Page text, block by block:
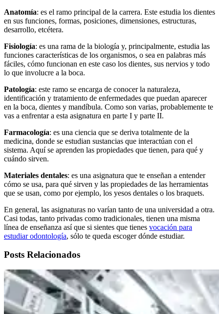
Anatomía: es el ramo principal de la carrera. Este estudia los dientes
en sus funciones, formas, posiciones, dimensiones, estructuras,
desarrollo, etcétera.
Fisiología: es una rama de la biología y, principalmente, estudia las
funciones características de los organismos, o sea en palabras más
fáciles, cómo funcionan en este caso los dientes, sus nervios y todo
lo que involucre a la boca.
Patología: este ramo se encarga de conocer la naturaleza,
identificación y tratamiento de enfermedades que puedan aparecer
en la boca, dientes y mandíbula. Como son varias, probablemente te
vas a enfrentar a esta asignatura en parte I y parte II.
Farmacología: es una ciencia que se deriva totalmente de la
medicina, donde se estudian sustancias que interactúan con el
sistema. Aquí se aprenden las propiedades que tienen, para qué y
cuándo sirven.
Materiales dentales: es una asignatura que te enseñan a entender
cómo se usa, para qué sirven y las propiedades de las herramientas
que se usan, como por ejemplo, los yesos dentales o los braquets.
En general, las asignaturas no varían tanto de una universidad a otra.
Casi todas, tanto privadas como tradicionales, tienen una misma
línea de enseñanza así que si sientes que tienes vocación para
estudiar odontología, sólo te queda escoger dónde estudiar.
Posts Relacionados